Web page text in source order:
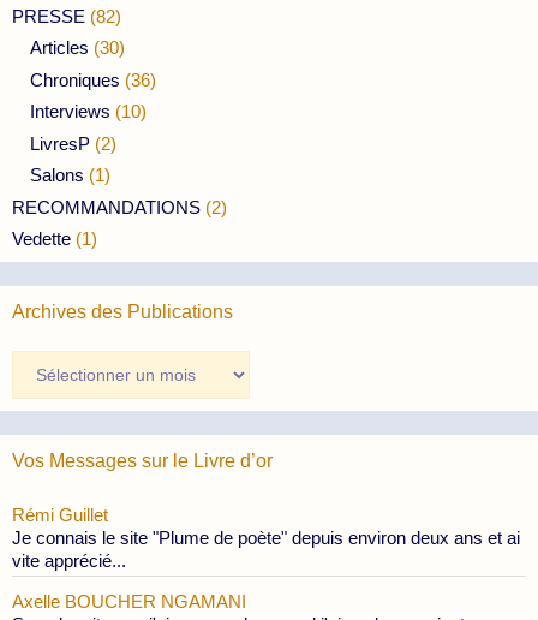
PRESSE (82)
Articles (30)
Chroniques (36)
Interviews (10)
LivresP (2)
Salons (1)
RECOMMANDATIONS (2)
Vedette (1)
Archives des Publications
des
Publications
Vos Messages sur le Livre d’or
Rémi Guillet
Je connais le site "Plume de poète" depuis environ deux ans et ai
vite apprécié...
Axelle BOUCHER NGAMANI